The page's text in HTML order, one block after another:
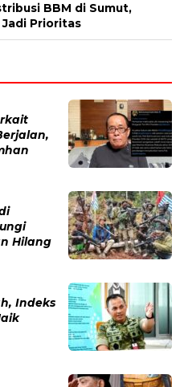
BBM di Sumut,
Prioritas
Hilang
Indeks